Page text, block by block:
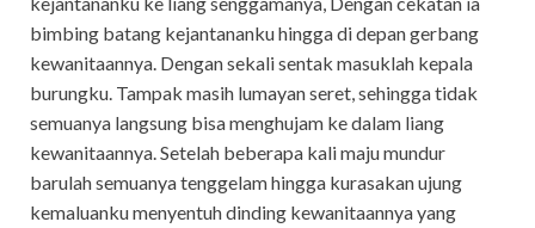
bimbing batang kejantananku hingga di depan gerbang
kewanitaannya. Dengan sekali sentak masuklah kepala
burungku. Tampak masih lumayan seret, sehingga tidak
semuanya langsung bisa menghujam ke dalam liang
kewanitaannya. Setelah beberapa kali maju mundur
barulah semuanya tenggelam hingga kurasakan ujung
kemaluanku menyentuh dinding kewanitaannya yang